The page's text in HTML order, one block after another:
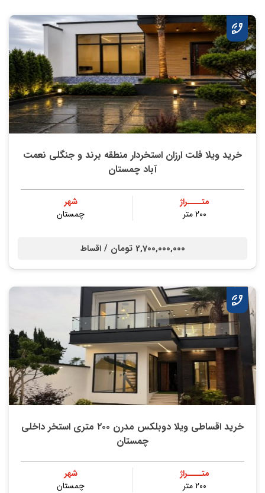
خرید ویلا فلت ارزان استخردار منطقه برند و جنگلی نعمت
آباد چمستان
متــــراژ
۲۰۰ متر
شهر
چمستان
2,700,000,000 تومان / اقساط
خرید اقساطی ویلا دوبلکس مدرن ۲۰۰ متری استخر داخلی
چمستان
متــــراژ
۲۰۰ متر
شهر
چمستان